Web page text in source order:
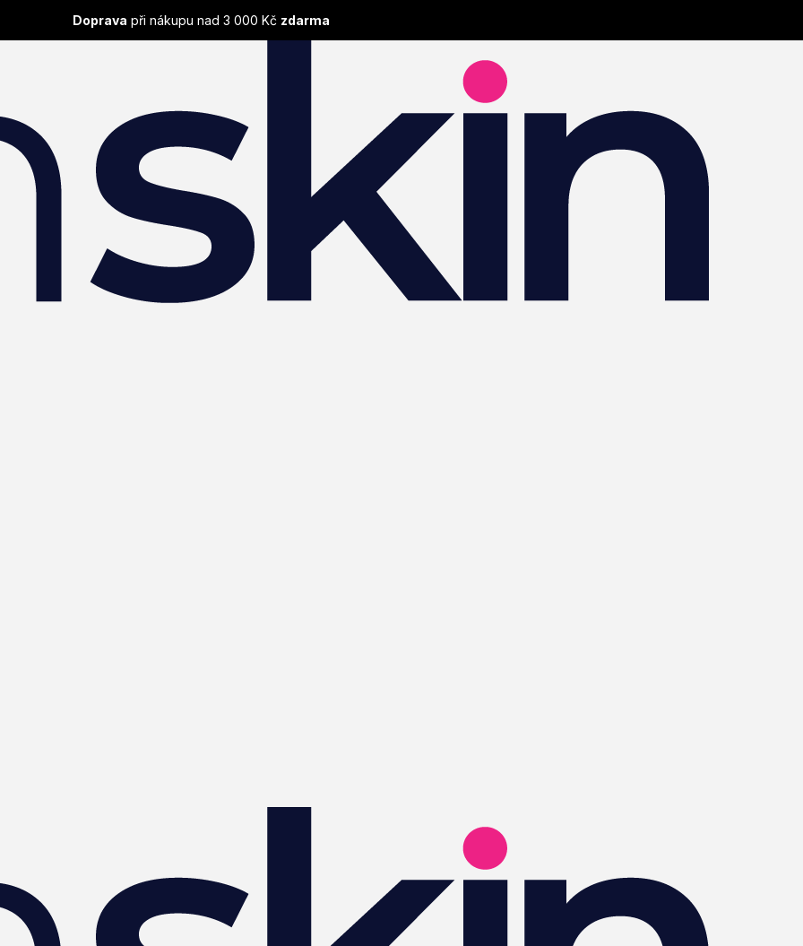
Doprava při nákupu nad 3 000 Kč zdarma